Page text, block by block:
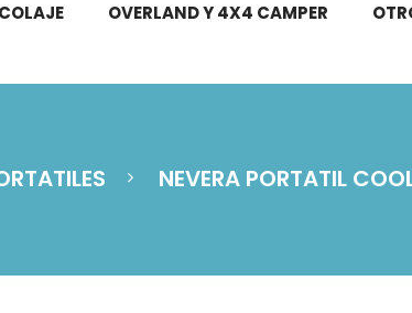
OVERLAND Y 4X4 CAMPER
NEVERA PORTATIL